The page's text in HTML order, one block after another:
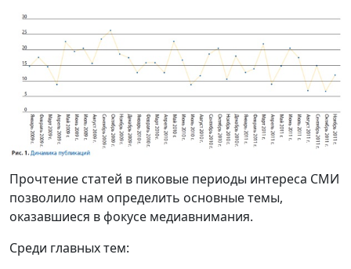
Прочтение статей в пиковые периоды интереса СМИ
позволило нам определить основные темы,
оказавшиеся в фокусе медиавнимания.
Среди главных тем: